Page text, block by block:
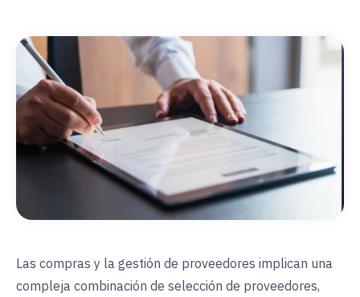
Las compras y la gestión de proveedores implican una
compleja combinación de selección de proveedores,